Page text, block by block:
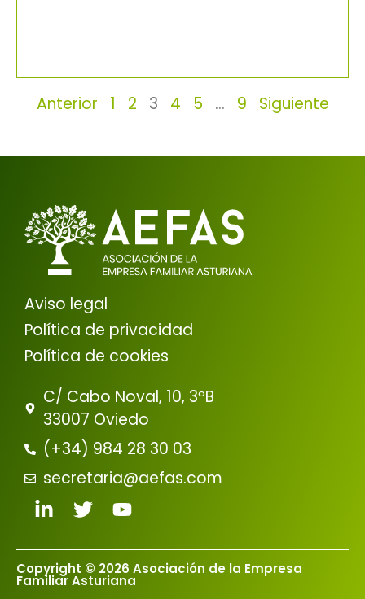
Anterior 1 2 3 4 5 … 9 Siguiente
Aviso legal
Política de privacidad
Política de cookies
C/ Cabo Noval, 10, 3ºB
33007 Oviedo
(+34) 984 28 30 03
secretaria@aefas.com
Copyright © 2026 Asociación de la Empresa
Familiar Asturiana